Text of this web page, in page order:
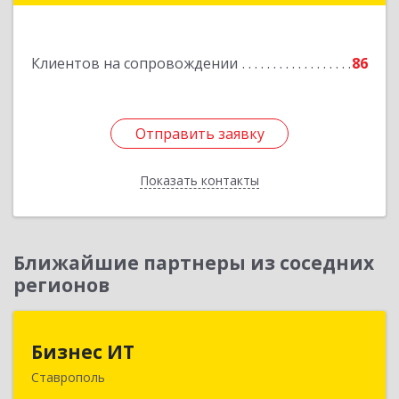
Клиентов на сопровождении 86
Отправить заявку
Показать контакты
Подробнее
Отправить заявку
Назад
Ближайшие партнеры из соседних
регионов
Бизнес ИТ
Ставрополь
355035, Ставропольский край, Ставрополь г, 1